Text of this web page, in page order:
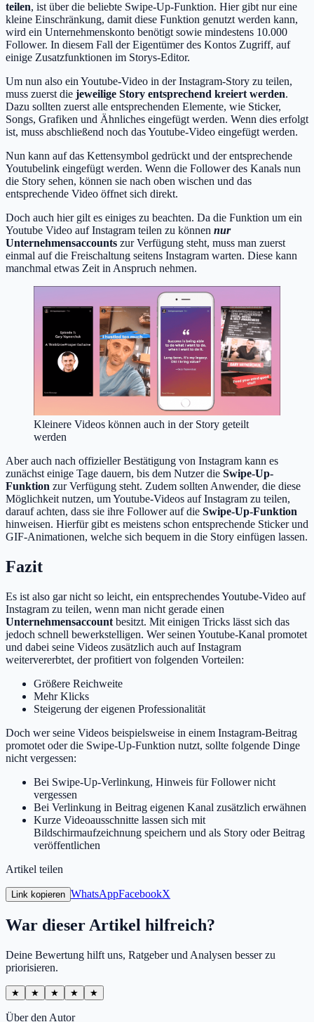
teilen, ist über die beliebte Swipe-Up-Funktion. Hier gibt nur eine
kleine Einschränkung, damit diese Funktion genutzt werden kann,
wird ein Unternehmenskonto benötigt sowie mindestens 10.000
Follower. In diesem Fall der Eigentümer des Kontos Zugriff, auf
einige Zusatzfunktionen im Storys-Editor.
Um nun also ein Youtube-Video in der Instagram-Story zu teilen,
muss zuerst die jeweilige Story entsprechend kreiert werden.
Dazu sollten zuerst alle entsprechenden Elemente, wie Sticker,
Songs, Grafiken und Ähnliches eingefügt werden. Wenn dies erfolgt
ist, muss abschließend noch das Youtube-Video eingefügt werden.
Nun kann auf das Kettensymbol gedrückt und der entsprechende
Youtubelink eingefügt werden. Wenn die Follower des Kanals nun
die Story sehen, können sie nach oben wischen und das
entsprechende Video öffnet sich direkt.
Doch auch hier gilt es einiges zu beachten. Da die Funktion um ein
Youtube Video auf Instagram teilen zu können nur
Unternehmensaccounts zur Verfügung steht, muss man zuerst
einmal auf die Freischaltung seitens Instagram warten. Diese kann
manchmal etwas Zeit in Anspruch nehmen.
Kleinere Videos können auch in der Story geteilt
werden
Aber auch nach offizieller Bestätigung von Instagram kann es
zunächst einige Tage dauern, bis dem Nutzer die Swipe-Up-
Funktion zur Verfügung steht. Zudem sollten Anwender, die diese
Möglichkeit nutzen, um Youtube-Videos auf Instagram zu teilen,
darauf achten, dass sie ihre Follower auf die Swipe-Up-Funktion
hinweisen. Hierfür gibt es meistens schon entsprechende Sticker und
GIF-Animationen, welche sich bequem in die Story einfügen lassen.
Fazit
Es ist also gar nicht so leicht, ein entsprechendes Youtube-Video auf
Instagram zu teilen, wenn man nicht gerade einen
Unternehmensaccount besitzt. Mit einigen Tricks lässt sich das
jedoch schnell bewerkstelligen. Wer seinen Youtube-Kanal promotet
und dabei seine Videos zusätzlich auch auf Instagram
weitervererbtet, der profitiert von folgenden Vorteilen:
Größere Reichweite
Mehr Klicks
Steigerung der eigenen Professionalität
Doch wer seine Videos beispielsweise in einem Instagram-Beitrag
promotet oder die Swipe-Up-Funktion nutzt, sollte folgende Dinge
nicht vergessen:
Bei ​Swipe-Up-Verlinkung, Hinweis für Follower nicht
vergessen
Bei Verlinkung in Beitrag eigenen Kanal zusätzlich erwähnen
Kurze Videoausschnitte lassen sich mit
Bildschirmaufzeichnung speichern und als Story oder Beitrag
veröffentlichen
Artikel teilen
Link kopieren WhatsAppFacebookX
War dieser Artikel hilfreich?
Deine Bewertung hilft uns, Ratgeber und Analysen besser zu
priorisieren.
★ ★ ★ ★ ★
Über den Autor